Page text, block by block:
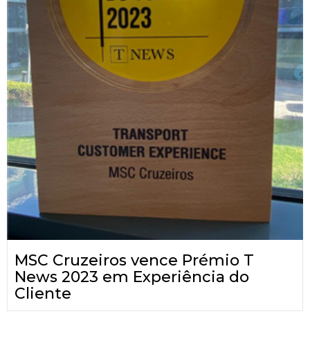
MSC Cruzeiros vence Prémio T
News 2023 em Experiência do
Cliente